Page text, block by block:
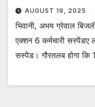
AUGUST 19, 2025
भिवानी, अभय ग्रेवाल
एक्शन 6 कर्मचारी सस्पेंडए
सस्पेंड। गौरतलब होगा कि